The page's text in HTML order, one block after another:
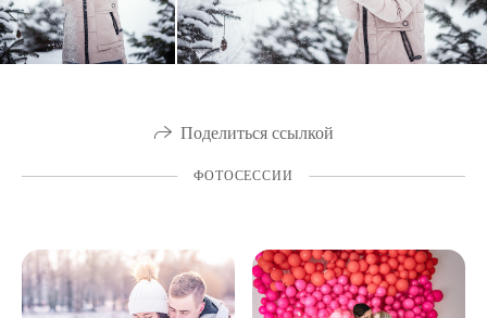
Поделиться ссылкой
ФОТОСЕССИИ